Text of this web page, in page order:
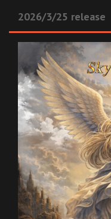
2026/3/25 release